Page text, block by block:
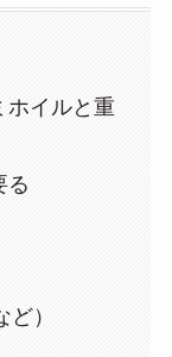
ホイルと重
る
）